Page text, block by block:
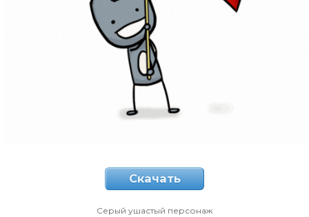
Скачать
Серый ушастый персонаж